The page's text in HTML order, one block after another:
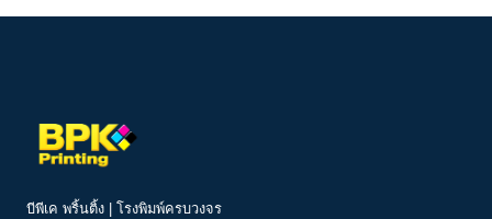
บีพีเค พริ้นติ้ง | โรงพิมพ์ครบวงจร